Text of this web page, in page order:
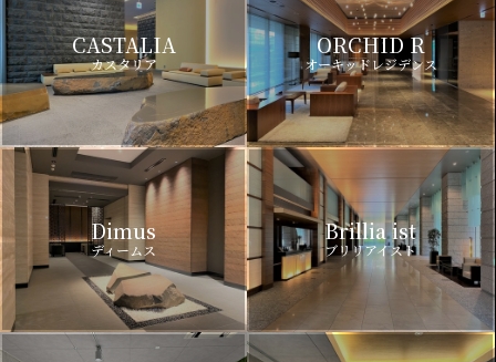
CASTALIA
カスタリア
ORCHID R
オーキッドレジデンス
Dimus
ディームス
Brillia ist
ブリリアイスト